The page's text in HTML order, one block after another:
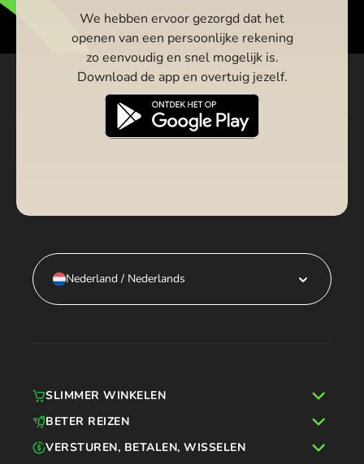
We hebben ervoor gezorgd dat het
openen van een persoonlijke rekening
zo eenvoudig en snel mogelijk is.
Download de app en overtuig jezelf.
Nederland / Nederlands
SLIMMER WINKELEN
BETER REIZEN
VERSTUREN, BETALEN, WISSELEN